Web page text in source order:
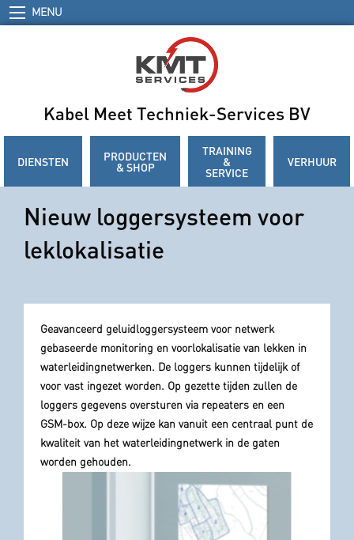
MENU
Kabel Meet Techniek-Services BV
DIENSTEN PRODUCTEN
& SHOP
TRAINING
&
SERVICE
VERHUUR
Nieuw loggersysteem voor
leklokalisatie
Geavanceerd geluidloggersysteem voor netwerk
gebaseerde monitoring en voorlokalisatie van lekken in
waterleidingnetwerken. De loggers kunnen tijdelijk of
voor vast ingezet worden. Op gezette tijden zullen de
loggers gegevens oversturen via repeaters en een
GSM-box. Op deze wijze kan vanuit een centraal punt de
kwaliteit van het waterleidingnetwerk in de gaten
worden gehouden.